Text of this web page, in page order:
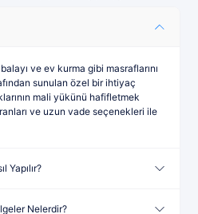
ve ev kurma gibi masraflarını
sunulan özel bir ihtiyaç
mali yükünü hafifletmek
ve uzun vade seçenekleri ile
Yapılır?
Nelerdir?